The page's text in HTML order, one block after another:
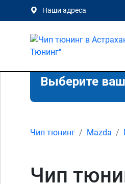
Наши адреса
Выберите
Чип тюнинг Mazda
Чип